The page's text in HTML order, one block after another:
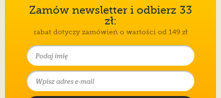
Zamów newsletter i odbierz 33
zł:
rabat dotyczy zamówień o wartości od 149 zł